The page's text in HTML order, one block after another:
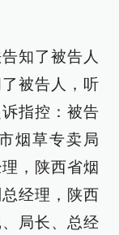
知了被告人
被告人，听
指控：被告
烟草专卖局
，陕西省烟
经理，陕西
局长、总经